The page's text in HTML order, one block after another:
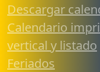
Descargar
Calendario
vertical y listado
Feriados